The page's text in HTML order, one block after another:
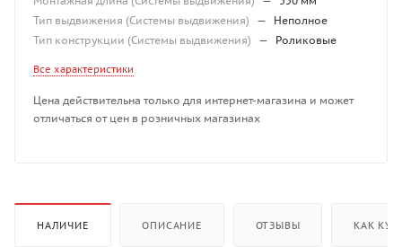
Тип выдвижения (Системы выдвижения)
—
Неполное
Тип конструкции (Системы выдвижения)
— Роликовые
Все характеристики
Цена действительна только для интернет-магазина и может
отличаться от цен в розничных магазинах
НАЛИЧИЕ ОПИСАНИЕ ОТЗЫВЫ КАК